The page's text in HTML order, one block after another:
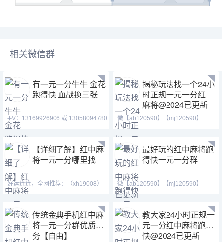
相关微信群
有一元一分牛牛 金花
跑得快 血战换三张
➕V：13169926906 或 13058094780
QQ:3122617673 玩
揭秘玩法找一个24小
时正规一元一分红中
麻将@2024已更新
微【ab120590】【mj120590】
【tj525555】一元一分麻将
【详细了解】红中麻
将一元一分哪里找
好运连连，全网推荐：（xh19008）
（ xh29008）【tj19008】一元一分
最好玩的红中麻将跑
得快一元一分群
微【ab120590】【mj120590】
【tj525555】红中换三张缺
传统金典手机红中麻
将一元一分群优质服
务【自由】
教大家24小时正规一
元一分红中麻将跑得
快@2024已更新